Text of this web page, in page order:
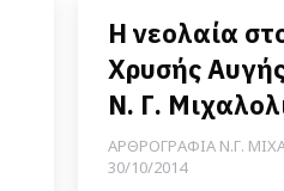
Η νεολαία
Χρυσής
Ν. Γ.
ΑΡΘΡΟΓΡΑΦΙΑ Ν.Γ.
30/10/2014